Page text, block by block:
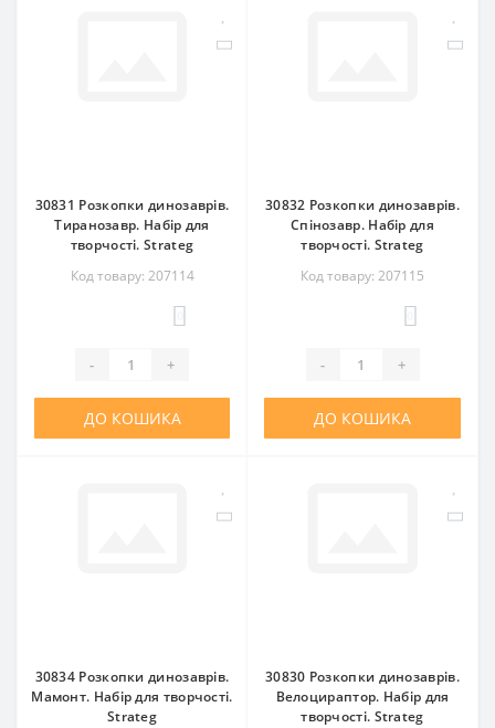
30831 Розкопки динозаврів.
Тиранозавр. Набір для
творчості. Strateg
Код товару: 207114
- +
ДО КОШИКА
30832 Розкопки динозаврів.
Спінозавр. Набір для
творчості. Strateg
Код товару: 207115
- +
ДО КОШИКА
30834 Розкопки динозаврів.
Мамонт. Набір для творчості.
Strateg
30830 Розкопки динозаврів.
Велоцираптор. Набір для
творчості. Strateg